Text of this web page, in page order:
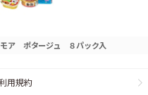
モア ポタージュ ８パック入
用規約